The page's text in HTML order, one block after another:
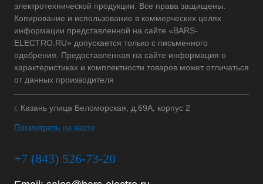
электротехнической продукции. Все права защищены.
Копирование и использование в коммерческих целях
информации представленной на сайте «BARS-
ELECTRO.RU» допускается только с письменного
одобрения. Предоставленная на сайте информация о
характеристиках и комплектности товаров может отличаться
от данных производителя
г. Казань улица Беломорская, д.69А, корпус 2
Посмотреть на карте
+7 (843) 526-73-20